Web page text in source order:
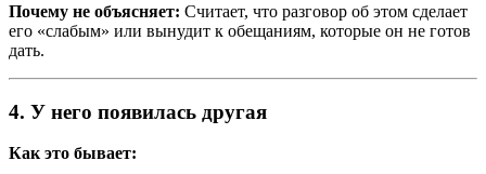
Почему не объясняет: Считает, что разговор об этом сделает
его «слабым» или вынудит к обещаниям, которые он не готов
дать.
4. У него появилась другая
Как это бывает: